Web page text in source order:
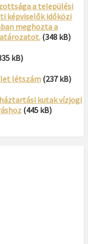
a települési
képviselők időközi
meghozta a
(348 kB)
kB)
létszám(237 kB)
kutak vízjogi
(445 kB)